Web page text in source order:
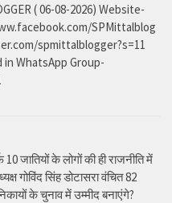
( 06-08-2026) Website-
SPMittalblog
spmittalblogger?s=11
WhatsApp Group-
जातियों के लोगों की ही राजनीति में
गोविंद सिंह डोटासरा वंचित 82
के चुनाव में उम्मीद बनाएंगे?